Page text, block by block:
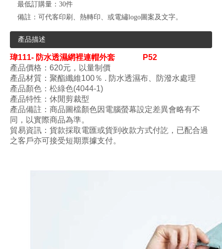
最低訂購量： 30件
備註： 可代客印刷、熱轉印、或電繡logo圖案及文字。
產品描述
瑋111- 防水透濕網裡連帽外套
P52
產品價格：620元，以量制價
產品材質： 聚酯纖維100％ . 防水透濕布、 防潑水處理
產品顏色 ：松綠色(4044-1)
產品特性： 休閒剪裁型
產品備註：商品圖檔顏色因電腦螢幕設定差異會略有不
同，以實際商品為準。
貿易資訊：貨款採取電匯或貨到收款方式付訖，已配合過
之客戶亦可接受短期票據支付。